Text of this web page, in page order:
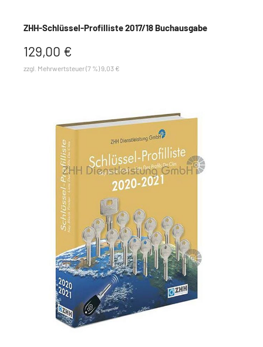
ZHH-Schlüssel-Profilliste 2017/18 Buchausgabe
129,00 €
zzgl. Mehrwertsteuer (7 %) 9,03 €